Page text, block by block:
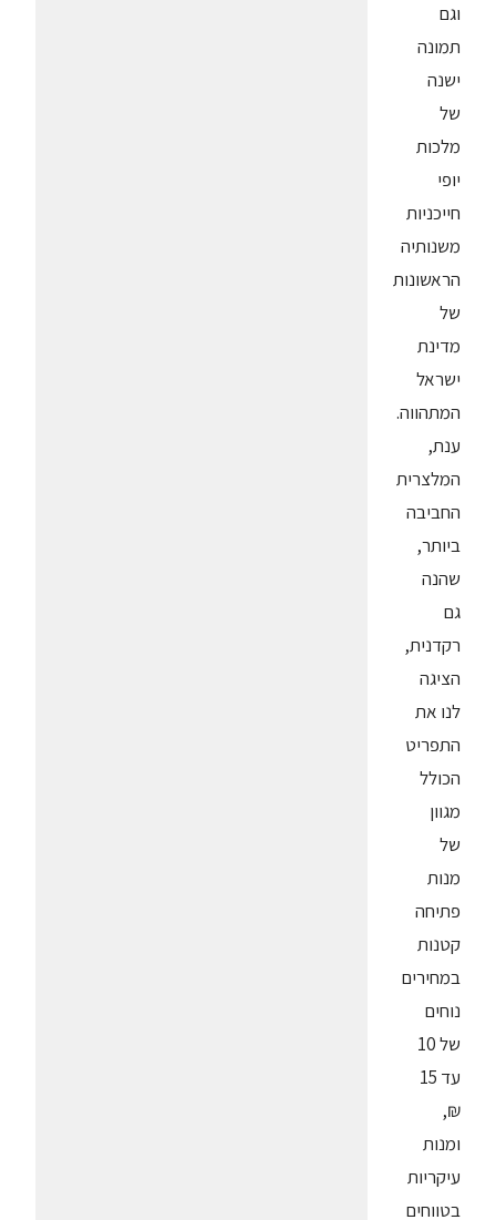
וגם
תמונה
ישנה
של
מלכות
יופי
חייכניות
משנותיה
הראשונות
של
מדינת
ישראל
המתהווה.
ענת,
המלצרית
החביבה
ביותר,
שהנה
גם
רקדנית,
הציגה
לנו את
התפריט
הכולל
מגוון
של
מנות
פתיחה
קטנות
במחירים
נוחים
של 10
עד 15
₪,
ומנות
עיקריות
בטווחים